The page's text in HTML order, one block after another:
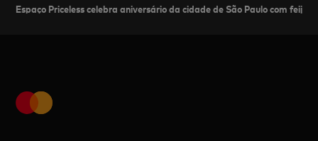
Espaço Priceless celebra aniversário da cidade de São Paulo com